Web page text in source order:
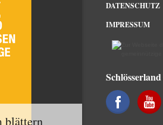
blättern
DATENSCHUTZ
IMPRESSUM